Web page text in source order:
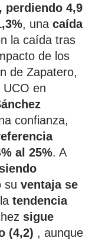
perdiendo 4,9
, una caída
la caída tras
de los
de Zapatero,
en
confianza,
al 25%. A
su ventaja se
tendencia
sigue
(4,2) , aunque